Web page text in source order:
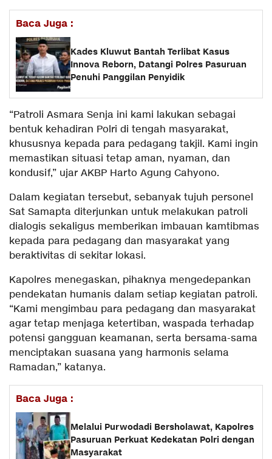
Baca Juga :
Kades Kluwut Bantah Terlibat Kasus
Innova Reborn, Datangi Polres Pasuruan
Penuhi Panggilan Penyidik
“Patroli Asmara Senja ini kami lakukan sebagai
bentuk kehadiran Polri di tengah masyarakat,
khususnya kepada para pedagang takjil. Kami ingin
memastikan situasi tetap aman, nyaman, dan
kondusif,” ujar AKBP Harto Agung Cahyono.
Dalam kegiatan tersebut, sebanyak tujuh personel
Sat Samapta diterjunkan untuk melakukan patroli
dialogis sekaligus memberikan imbauan kamtibmas
kepada para pedagang dan masyarakat yang
beraktivitas di sekitar lokasi.
Kapolres menegaskan, pihaknya mengedepankan
pendekatan humanis dalam setiap kegiatan patroli.
“Kami mengimbau para pedagang dan masyarakat
agar tetap menjaga ketertiban, waspada terhadap
potensi gangguan keamanan, serta bersama-sama
menciptakan suasana yang harmonis selama
Ramadan,” katanya.
Baca Juga :
Melalui Purwodadi Bersholawat, Kapolres
Pasuruan Perkuat Kedekatan Polri dengan
Masyarakat